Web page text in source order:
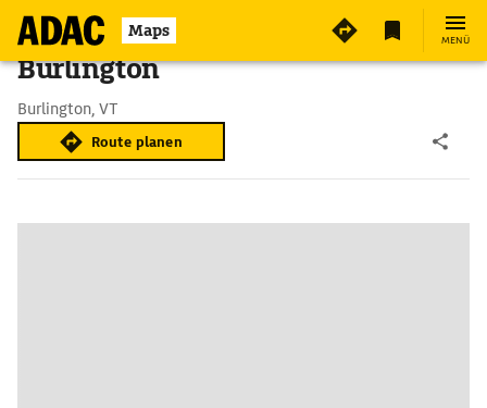
Maps MENÜ
Burlington
Burlington, VT
Route planen